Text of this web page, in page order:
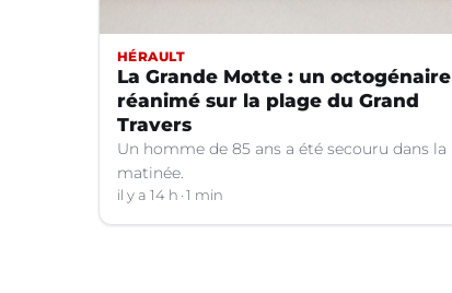
HÉRAULT
La Grande Motte : un octogénaire
réanimé sur la plage du Grand
Travers
Un homme de 85 ans a été secouru dans la
matinée.
il y a 14 h 1 min